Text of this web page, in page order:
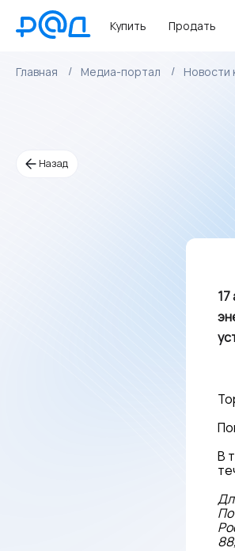
Купить Продать
Главная Медиа-портал Новости
Назад
В